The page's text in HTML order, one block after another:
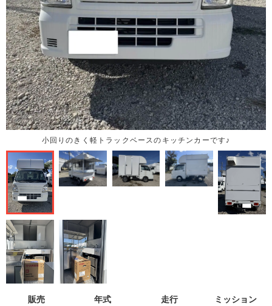
販売
年式
走行
ミッション
小回りのきく軽トラックベースのキッチンカーです♪